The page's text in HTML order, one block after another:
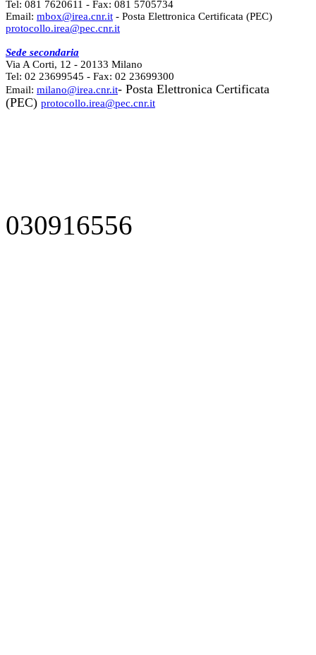
Tel: 081 7620611 - Fax: 081 5705734
Email: mbox@irea.cnr.it - Posta Elettronica Certificata (PEC)
protocollo.irea@pec.cnr.it
Sede secondaria
Via A Corti, 12 - 20133 Milano
Tel: 02 23699545 - Fax: 02 23699300
Email: milano@irea.cnr.it- Posta Elettronica Certificata
(PEC) protocollo.irea@pec.cnr.it
030916556